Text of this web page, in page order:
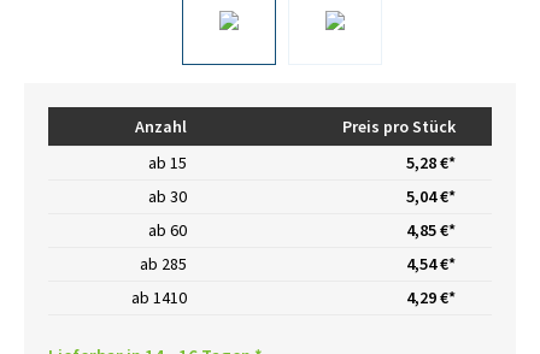
Anzahl
Preis pro Stück
ab 15
5,28 €*
ab 30
5,04 €*
ab 60
4,85 €*
ab 285
4,54 €*
ab 1410 4,29 €*